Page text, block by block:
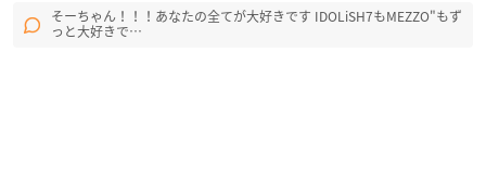
そーちゃん！！！あなたの全てが大好きです IDOLiSH7もMEZZO"もず
っと大好きで…